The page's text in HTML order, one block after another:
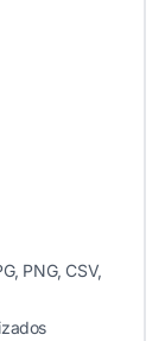
PNG, CSV,